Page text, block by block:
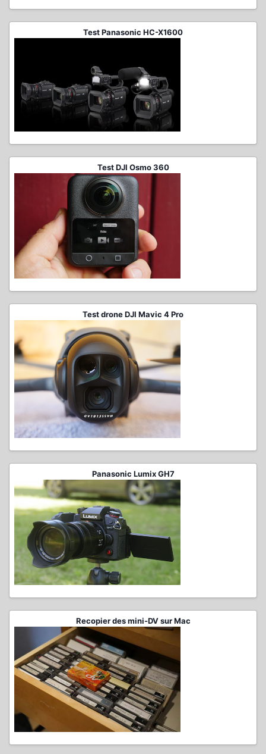
Test Panasonic HC-X1600
Test DJI Osmo 360
Test drone DJI Mavic 4 Pro
Panasonic Lumix GH7
Recopier des mini-DV sur Mac